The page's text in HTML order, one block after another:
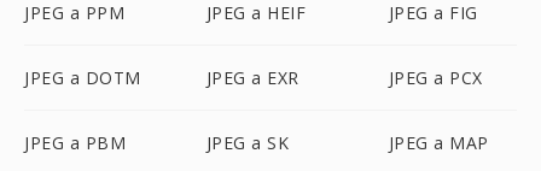
JPEG a PPM JPEG a HEIF JPEG a FIG
JPEG a DOTM JPEG a EXR JPEG a PCX
JPEG a PBM JPEG a SK JPEG a MAP